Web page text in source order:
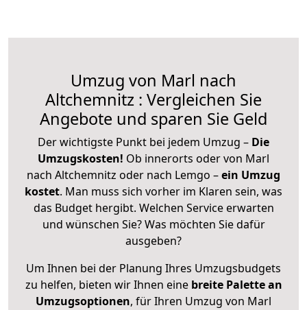
Umzug von Marl nach
Altchemnitz : Vergleichen Sie
Angebote und sparen Sie Geld
Der wichtigste Punkt bei jedem Umzug – Die
Umzugskosten! Ob innerorts oder von Marl
nach Altchemnitz oder nach Lemgo –ein Umzug
kostet. Man muss sich vorher im Klaren sein, was
das Budget hergibt. Welchen Service erwarten
und wünschen Sie? Was möchten Sie dafür
ausgeben?
Um Ihnen bei der Planung Ihres Umzugsbudgets
zu helfen, bieten wir Ihnen eine breite Palette an
Umzugsoptionen, für Ihren Umzug von Marl